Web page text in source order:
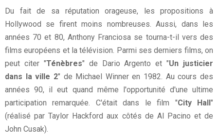
Du fait de sa réputation orageuse, les propositions à
Hollywood se firent moins nombreuses. Aussi, dans les
années 70 et 80, Anthony Franciosa se tourna-t-il vers des
films européens et la télévision. Parmi ses derniers films, on
peut citer "Ténèbres" de Dario Argento et "Un justicier
dans la ville 2" de Michael Winner en 1982. Au cours des
années 90, il eut quand même l'opportunité d'une ultime
participation remarquée. C'était dans le film "City Hall"
(réalisé par Taylor Hackford aux côtés de Al Pacino et de
John Cusak).